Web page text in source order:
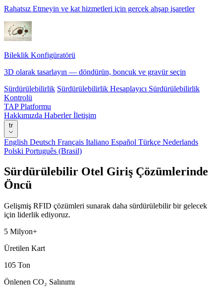
Rahatsız Etmeyin ve kat hizmetleri için gerçek ahşap işaretler
Bileklik Konfigüratörü
3D olarak tasarlayın — döndürün, boncuk ve gravür seçin
Sürdürülebilirlik Sürdürülebilirlik Hesaplayıcı Sürdürülebilirlik
Kontrolü
TAP Platformu
Hakkımızda Haberlerİletişim
tr
English Deutsch Français Italiano Español Türkçe Nederlands
Polski Português (Brasil)
Sürdürülebilir Otel Giriş Çözümlerinde
Öncü
Gelişmiş RFID çözümleri sunarak daha sürdürülebilir bir gelecek
için liderlik ediyoruz.
5 Milyon+
Üretilen Kart
105 Ton
Önlenen CO₂ Salınımı